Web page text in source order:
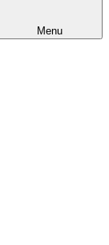
Menu